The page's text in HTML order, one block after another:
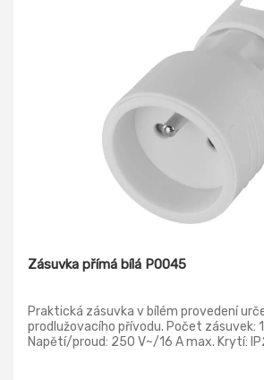
Zásuvka přímá bílá P0045
Praktická zásuvka v bílém provedení
prodlužovacího přívodu. Počet zásuvek:
Napětí/proud: 250 V~/16 A max. Krytí: